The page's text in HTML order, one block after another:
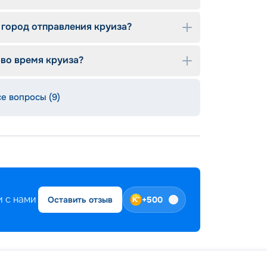
пространства, дизайнерские
кораблям.
отправления круиза?
время круиза?
вопросы (9)
с нами
Оставить отзыв +500